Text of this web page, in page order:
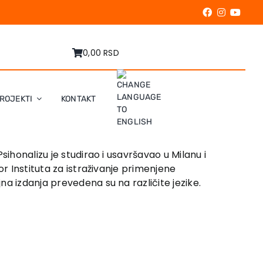
0,00 RSD
KONTAKT
je studirao i usavršavao u Milanu i
Instituta za istraživanje primenjene
izdanja prevedena su na različite jezike.